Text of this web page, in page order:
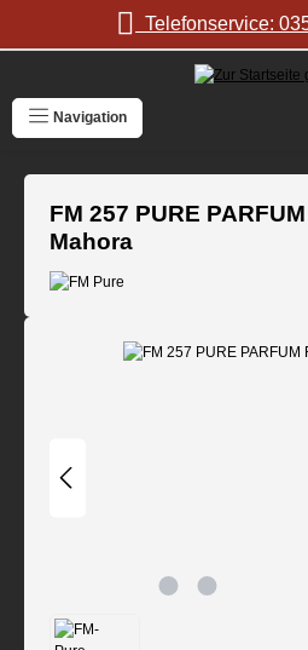
Zum Hauptinhalt springenTelefonservice:
Navigation
FM 257 PURE
Mahora
Bildergalerie überspringen